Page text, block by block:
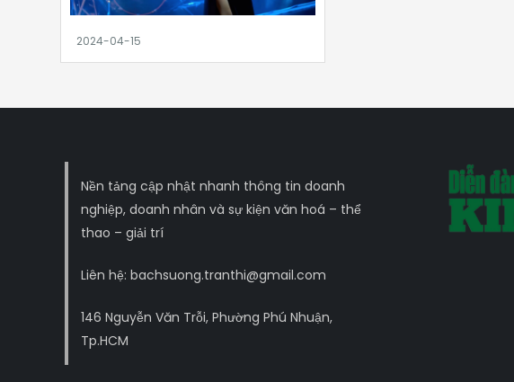
Nền tảng cập nhật nhanh thông tin doanh
nghiệp, doanh nhân và sự kiện văn hoá – thể
thao – giải trí
Liên hệ: bachsuong.tranthi@gmail.com
146 Nguyễn Văn Trỗi, Phường Phú Nhuận,
Tp.HCM